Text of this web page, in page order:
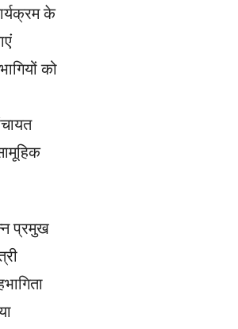
के
को
प्रमुख